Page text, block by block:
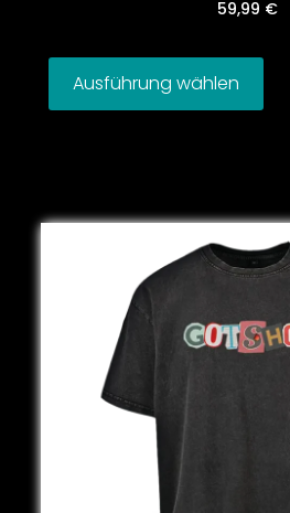
59,99 €
Ausführung wählen